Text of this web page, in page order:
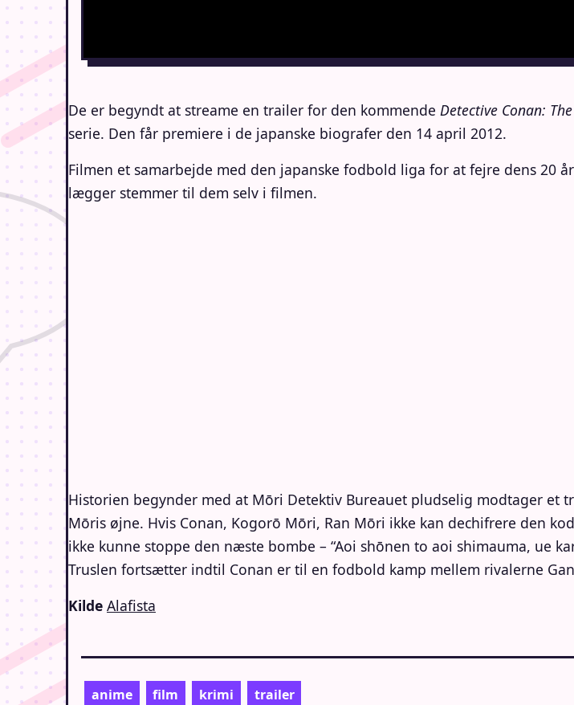
De er begyndt at streame en trailer for den kommende Detective Conan:
serie. Den får premiere i de japanske biografer den 14 april 2012.
Filmen et samarbejde med den japanske fodbold liga for at fejre dens 20
lægger stemmer til dem selv i filmen.
Historien begynder med at Mōri Detektiv Bureauet pludselig modtager et
Mōris øjne. Hvis Conan, Kogorō Mōri, Ran Mōri ikke kan dechifrere den
ikke kunne stoppe den næste bombe – “Aoi shōnen to aoi shimauma, ue
Truslen fortsætter indtil Conan er til en fodbold kamp mellem rivalerne
Kilde Alafista
anime film krimi trailer